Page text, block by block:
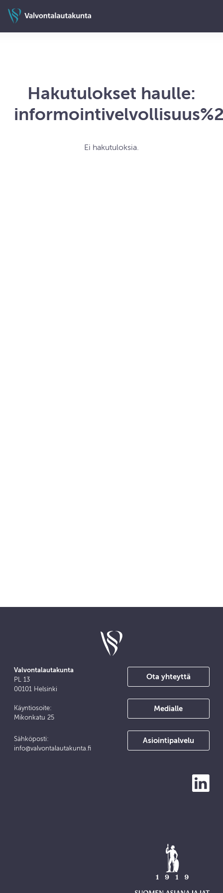
Valvontalautakunnan etusivulle
Hakutulokset haulle:
Ei hakutuloksia.
Valvontalautakunta
PL 13
00101 Helsinki
Käyntiosoite:
Mikonkatu 25
Sähköposti:
info@valvontalautakunta.fi
Ota yhteyttä
Medialle
Asiointipalvelu